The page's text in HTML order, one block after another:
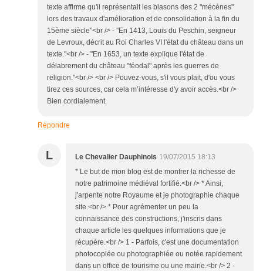
texte affirme qu'il représentait les blasons des 2 "mécènes"
lors des travaux d'amélioration et de consolidation à la fin du
15ème siècle"<br /> - "En 1413, Louis du Peschin, seigneur
de Levroux, décrit au Roi Charles VI l'état du château dans un
texte."<br /> - "En 1653, un texte explique l'état de
délabrement du château "féodal" après les guerres de
religion."<br /> <br /> Pouvez-vous, s'il vous plait, d'ou vous
tirez ces sources, car cela m’intéresse d'y avoir accès.<br />
Bien cordialement.
Répondre
L Le Chevalier Dauphinois 19/07/2015 18:13
* Le but de mon blog est de montrer la richesse de
notre patrimoine médiéval fortifié.<br /> * Ainsi,
j'arpente notre Royaume et je photographie chaque
site.<br /> * Pour agrémenter un peu la
connaissance des constructions, j'inscris dans
chaque article les quelques informations que je
récupère.<br /> 1 - Parfois, c'est une documentation
photocopiée ou photographiée ou notée rapidement
dans un office de tourisme ou une mairie.<br /> 2 -